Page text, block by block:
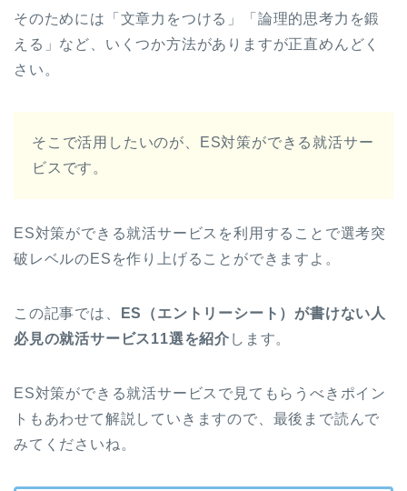
そのためには「文章力をつける」「論理的思考力を鍛
える」など、いくつか方法がありますが正直めんどく
さい。
そこで活用したいのが、ES対策ができる就活サー
ビスです。
ES対策ができる就活サービスを利用することで選考突
破レベルのESを作り上げることができますよ。
この記事では、
ES（エントリーシート）が書けない人
必見の就活サービス11選を紹介 します。
ES対策ができる就活サービスで見てもらうべきポイン
トもあわせて解説していきますので、最後まで読んで
みてくださいね。